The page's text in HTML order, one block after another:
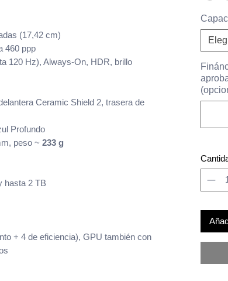
(17,42 cm)
460 ppp
120 Hz), Always-On, HDR, brillo
Ceramic Shield 2, trasera de
Profundo
peso ~ 233 g
hasta 2 TB
+ 4 de eficiencia), GPU también con